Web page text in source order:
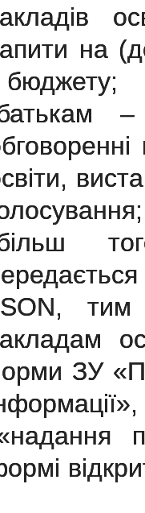
на
бюджету;
ЗУ